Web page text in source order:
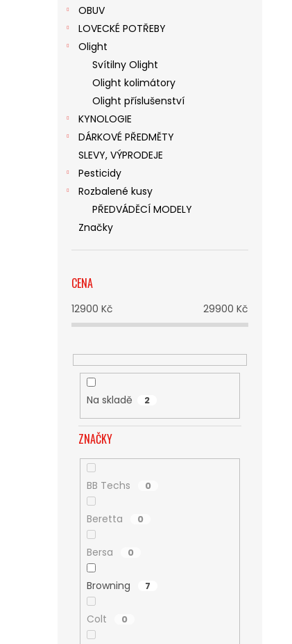
OBUV
LOVECKÉ POTŘEBY
Olight
Svítilny Olight
Olight kolimátory
Olight příslušenství
KYNOLOGIE
DÁRKOVÉ PŘEDMĚTY
SLEVY, VÝPRODEJE
Pesticidy
Rozbalené kusy
PŘEDVÁDĚCÍ MODELY
Značky
CENA
12900 Kč 29900 Kč
Na skladě 2
ZNAČKY
BB Techs 0
Beretta 0
Bersa 0
Browning 7
Colt 0